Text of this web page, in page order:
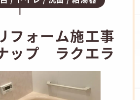
フォーム施工事
ップ ラクエラ